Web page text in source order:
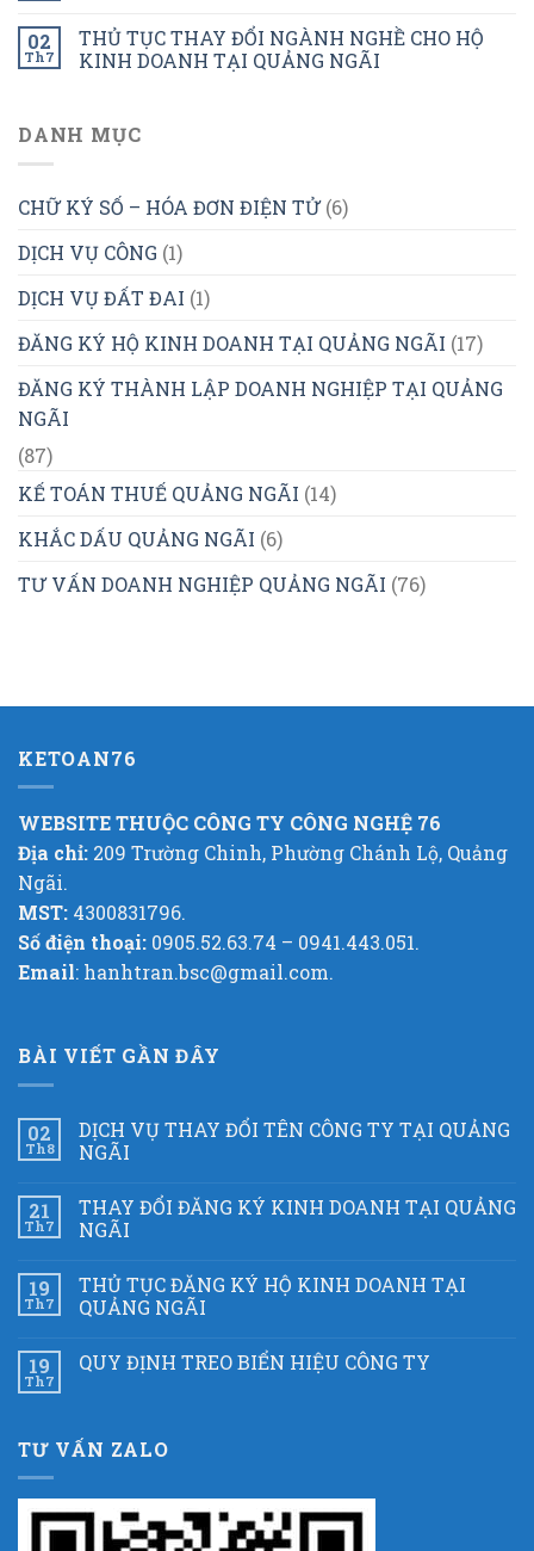
02
Th7
THỦ TỤC THAY ĐỔI NGÀNH NGHỀ CHO HỘ
KINH DOANH TẠI QUẢNG NGÃI
DANH MỤC
CHỮ KÝ SỐ – HÓA ĐƠN ĐIỆN TỬ(6)
DỊCH VỤ CÔNG (1)
DỊCH VỤ ĐẤT ĐAI (1)
ĐĂNG KÝ HỘ KINH DOANH TẠI QUẢNG NGÃI (17)
ĐĂNG KÝ THÀNH LẬP DOANH NGHIỆP TẠI QUẢNG
NGÃI
(87)
KẾ TOÁN THUẾ QUẢNG NGÃI (14)
KHẮC DẤU QUẢNG NGÃI (6)
TƯ VẤN DOANH NGHIỆP QUẢNG NGÃI (76)
KETOAN76
WEBSITE THUỘC CÔNG TY CÔNG NGHỆ 76
Địa chỉ: 209 Trường Chinh, Phường Chánh Lộ, Quảng
Ngãi.
MST: 4300831796.
Số điện thoại: 0905.52.63.74 – 0941.443.051.
Email: hanhtran.bsc@gmail.com.
BÀI VIẾT GẦN ĐÂY
02
Th8
DỊCH VỤ THAY ĐỔI TÊN CÔNG TY TẠI QUẢNG
NGÃI
21
Th7
THAY ĐỔI ĐĂNG KÝ KINH DOANH TẠI QUẢNG
NGÃI
19
Th7
THỦ TỤC ĐĂNG KÝ HỘ KINH DOANH TẠI
QUẢNG NGÃI
19
Th7
QUY ĐỊNH TREO BIỂN HIỆU CÔNG TY
TƯ VẤN ZALO